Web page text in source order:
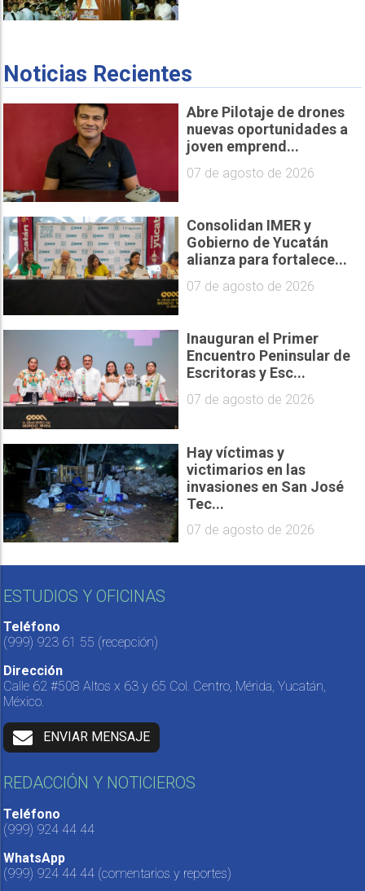
Noticias Recientes
Abre Pilotaje de drones
nuevas oportunidades a
joven emprend...
07 de agosto de 2026
Consolidan IMER y
Gobierno de Yucatán
alianza para fortalece...
07 de agosto de 2026
Inauguran el Primer
Encuentro Peninsular de
Escritoras y Esc...
07 de agosto de 2026
Hay víctimas y
victimarios en las
invasiones en San José
Tec...
07 de agosto de 2026
ESTUDIOS Y OFICINAS
Teléfono
(999) 923 61 55 (recepción)
Dirección
Calle 62 #508 Altos x 63 y 65 Col. Centro, Mérida, Yucatán,
México.
ENVIAR MENSAJE
REDACCIÓN Y NOTICIEROS
Teléfono
(999) 924 44 44
WhatsApp
(999) 924 44 44 (comentarios y reportes)